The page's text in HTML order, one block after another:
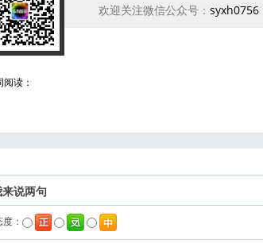
欢迎关注微信公众号：syxh0756
读：